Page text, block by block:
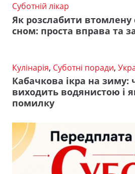
Суботній лікар
Як розслабити втомлену
сном: проста вправа та
Кулінарія, Суботні поради,
Кабачкова ікра на зиму:
виходить водянистою і
помилку